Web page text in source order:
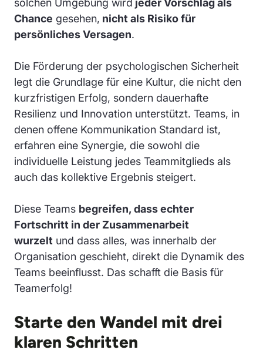
solchen Umgebung wird jeder Vorschlag als
Chance gesehen, nicht als Risiko für
persönliches Versagen.
Die Förderung der psychologischen Sicherheit
legt die Grundlage für eine Kultur, die nicht den
kurzfristigen Erfolg, sondern dauerhafte
Resilienz und Innovation unterstützt. Teams, in
denen offene Kommunikation Standard ist,
erfahren eine Synergie, die sowohl die
individuelle Leistung jedes Teammitglieds als
auch das kollektive Ergebnis steigert.
Diese Teams begreifen, dass echter
Fortschritt in der Zusammenarbeit
wurzelt und dass alles, was innerhalb der
Organisation geschieht, direkt die Dynamik des
Teams beeinflusst. Das schafft die Basis für
Teamerfolg!
Starte den Wandel mit drei
klaren Schritten